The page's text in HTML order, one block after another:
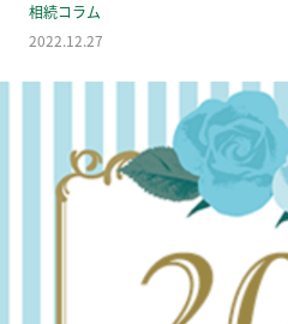
相続コラム
2022.12.27